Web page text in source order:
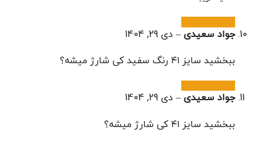
جواد سعیدی – دی 29, 1404
ببخشید سایز ۴۱ رنگ سفید کی شارژ میشه؟
جواد سعیدی – دی 29, 1404
ببخشید سایز ۴۱ کی شارژ میشه؟